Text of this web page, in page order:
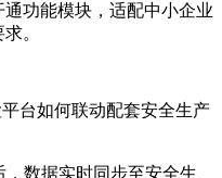
功能模块，适配中小企业
。
台如何联动配套安全生产
数据实时同步至安全生